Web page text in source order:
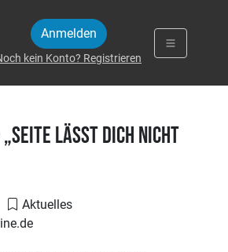
Anmelden
kein Konto? Registrieren
„Seite lässt Dich nicht
Aktuelles